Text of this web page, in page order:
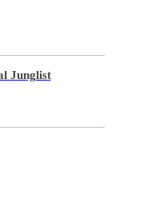
Junglist